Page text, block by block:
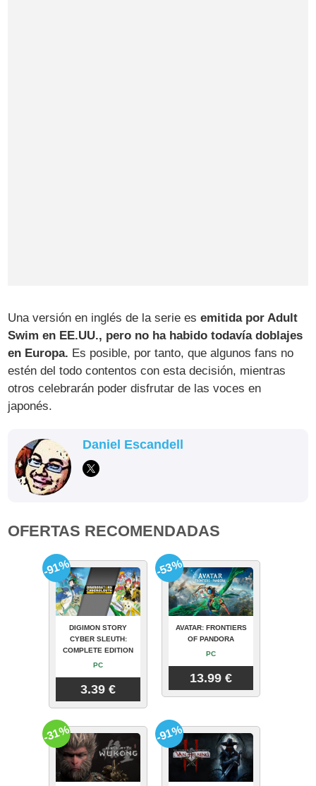
Una versión en inglés de la serie esemitida por Adult
Swim en EE.UU., pero no ha habido todavía doblajes
en Europa. Es posible, por tanto, que algunos fans no
estén del todo contentos con esta decisión, mientras
otros celebrarán poder disfrutar de las voces en
japonés.
Daniel Escandell
OFERTAS RECOMENDADAS
DIGIMON STORY
CYBER SLEUTH:
COMPLETE EDITION
PC
3.39 €
-91%
AVATAR: FRONTIERS
OF PANDORA
PC
13.99 €
-53%
-31% -91%